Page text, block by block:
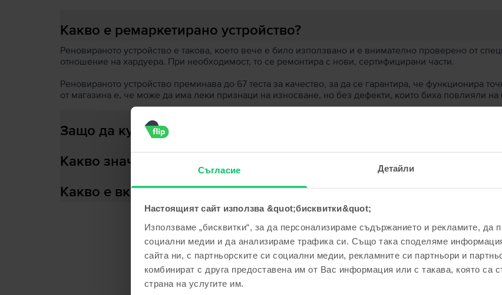
Съгласие Детайли
Настоящият сайт използва &quot;бисквитки&quot;
Използваме „бисквитки“, за да персонализираме съдържанието и рекламите, да
социални медии и да анализираме трафика си. Също така споделяме
сайта ни, с партньорските си социални медии, рекламните си партньори и
комбинират с друга предоставена им от Вас информация или с такава, която са
страна на услугите им.
Какво е ремаркетирано устройство?
Реновираното устройство е такова, което вече е било използвано и е внимателно проверено от
отношение на хардуера. При необходимост, то се ремонтира с нови, сертифицирани части.
Реновираното устройство преминава до 67 теста за качество, за да се гарантира, че функционира
от магазина е, че може да има леки признаци на износване, но без дефекти, които биха повлияли
Защо да купиш ремаркетирано устройство?
Какво значи здраве на батерията?
Какво е включено в кутията?
Сходни продукти с твоето